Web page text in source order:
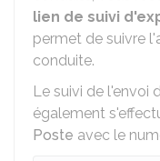
lien de suivi
permet de suivre
conduite.
Le suivi de l'envoi
également
Poste avec le